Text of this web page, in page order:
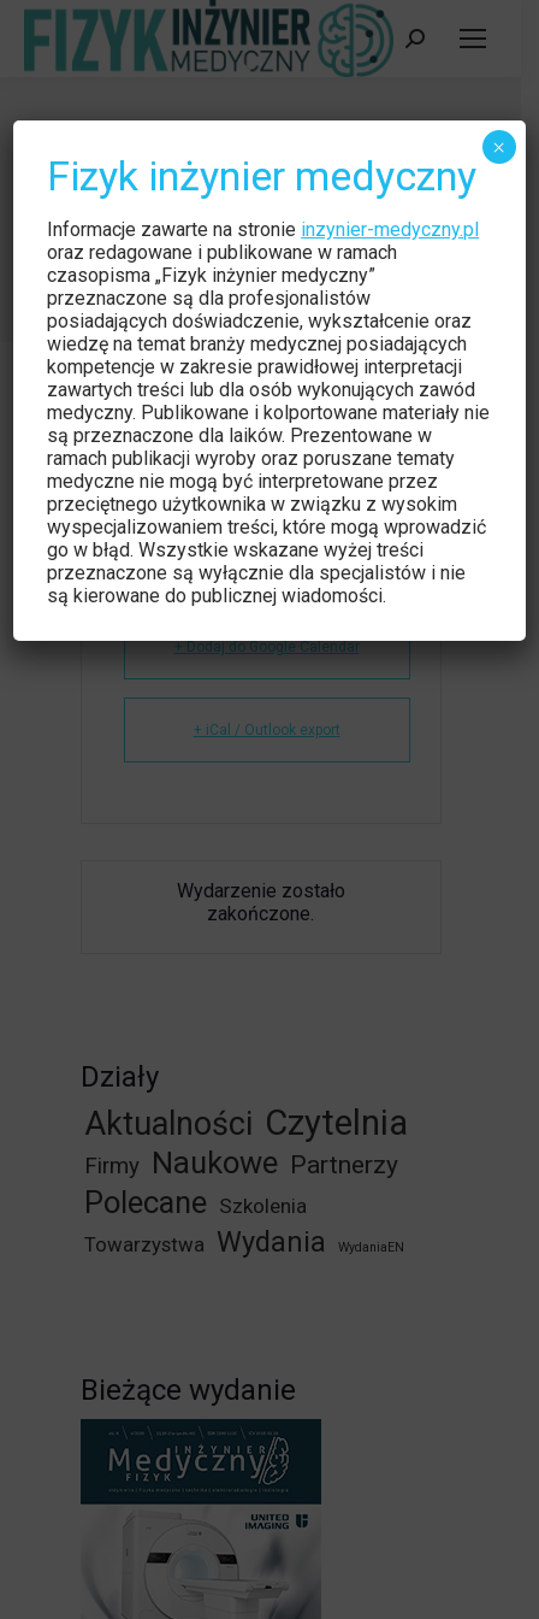
Szukaj:
XX Konferencja Naukowa Polskiego
Stowarzyszenia Techników
Elektroradiologii
Jesteś tutaj: Strona główna
Wydarzenie
XX Konferencja Naukowa Polskiego Stowarzyszenia…
+ Dodaj do Google Calendar
+ iCal / Outlook export
Wydarzenie zostało
zakończone.
Działy
Aktualności Czytelnia
Firmy Naukowe Partnerzy
Polecane Szkolenia
Towarzystwa Wydania WydaniaEN
Bieżące wydanie
Fizyk inżynier medyczny
Informacje zawarte na stronie inzynier-medyczny.pl
oraz redagowane i publikowane w ramach
czasopisma „Fizyk inżynier medyczny”
przeznaczone są dla profesjonalistów
posiadających doświadczenie, wykształcenie oraz
wiedzę na temat branży medycznej posiadających
kompetencje w zakresie prawidłowej interpretacji
zawartych treści lub dla osób wykonujących zawód
medyczny. Publikowane i kolportowane materiały nie
są przeznaczone dla laików. Prezentowane w
ramach publikacji wyroby oraz poruszane tematy
medyczne nie mogą być interpretowane przez
przeciętnego użytkownika w związku z wysokim
wyspecjalizowaniem treści, które mogą wprowadzić
go w błąd. Wszystkie wskazane wyżej treści
przeznaczone są wyłącznie dla specjalistów i nie
są kierowane do publicznej wiadomości.
×